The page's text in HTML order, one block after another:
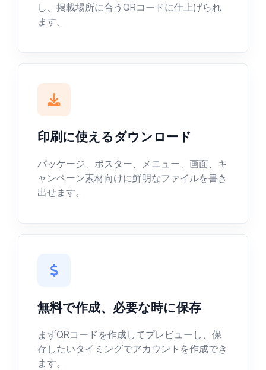
し、掲載場所に合うQRコードに仕上げられ
ます。
印刷に使えるダウンロード
パッケージ、ポスター、メニュー、画面、キ
ャンペーン素材向けに鮮明なファイルを書き
出せます。
無料で作成、必要な時に保存
まずQRコードを作成してプレビューし、保
存したいタイミングでアカウントを作成でき
ます。